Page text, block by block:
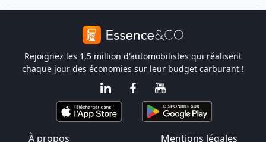
Rejoignez les 1,5 million d'automobilistes qui réalisent
chaque jour des économies sur leur budget carburant !
À propos Mentions légales